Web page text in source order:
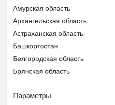
Амурская область
Архангельская область
Астраханская область
Башкортостан
Белгородская область
Брянская область
Владимирская область
Параметры